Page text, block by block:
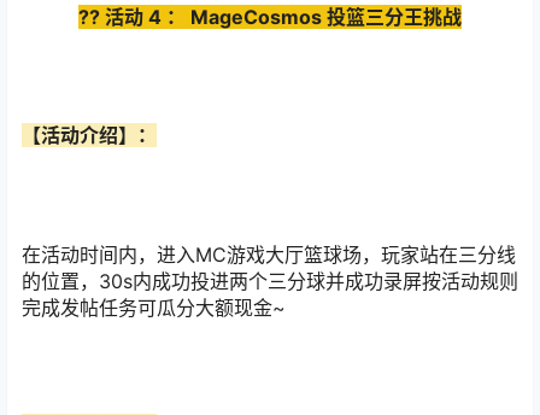
?? 活动 4 ： MageCosmos 投篮三分王挑战
【活动介绍】：
在活动时间内，进入MC游戏大厅篮球场，玩家站在三分线
的位置，30s内成功投进两个三分球并成功录屏按活动规则
完成发帖任务可瓜分大额现金~